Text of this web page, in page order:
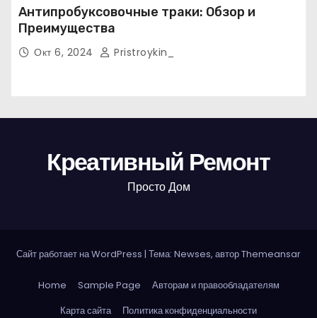
Антипробуксовочные траки: Обзор и
Преимущества
Окт 6, 2024 Pristroykin_
Креативный Ремонт
Просто Дом
Сайт работает на WordPress | Тема: Newses, авторThemeansar
Home Sample Page
Авторам и правообладателям
Карта сайта
Политика конфиденциальности